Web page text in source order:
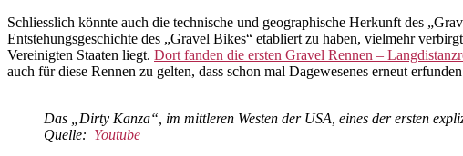
Schliesslich könnte auch die technische und geographische Herkunft des
Entstehungsgeschichte des „Gravel Bikes“ etabliert zu haben, vielmehr
Vereinigten Staaten liegt. Dort fanden die ersten Gravel Rennen –
auch für diese Rennen zu gelten, dass schon mal Dagewesenes erneut
Das „Dirty Kanza“, im mittleren Westen der USA, eines der ersten
Quelle: Youtube